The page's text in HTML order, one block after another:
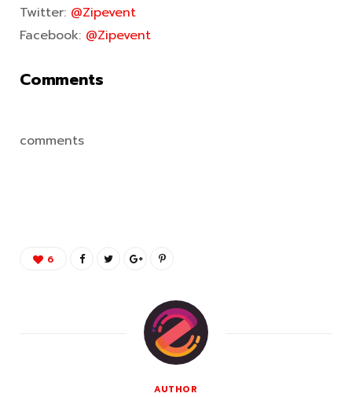
Twitter: @Zipevent
Facebook: @Zipevent
Comments
comments
6
AUTHOR